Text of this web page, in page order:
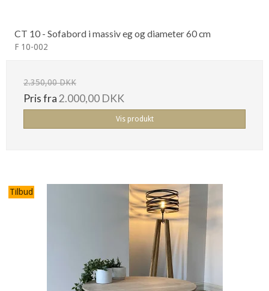
CT 10 - Sofabord i massiv eg og diameter 60 cm
F 10-002
2.350,00 DKK
Pris fra 2.000,00 DKK
Vis produkt
Tilbud